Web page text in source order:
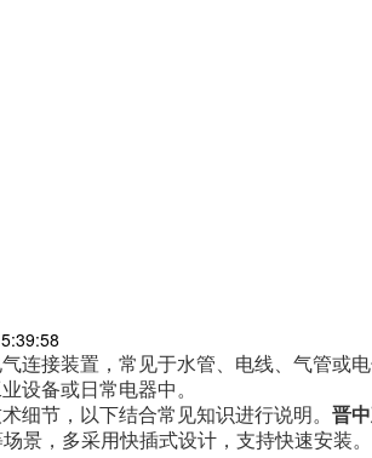
连接装置，常见于水管、电线、气管
设备或日常电器中。
细节，以下结合常见知识进行说明。 晋
景，多采用快插式设计，支持快速安装。